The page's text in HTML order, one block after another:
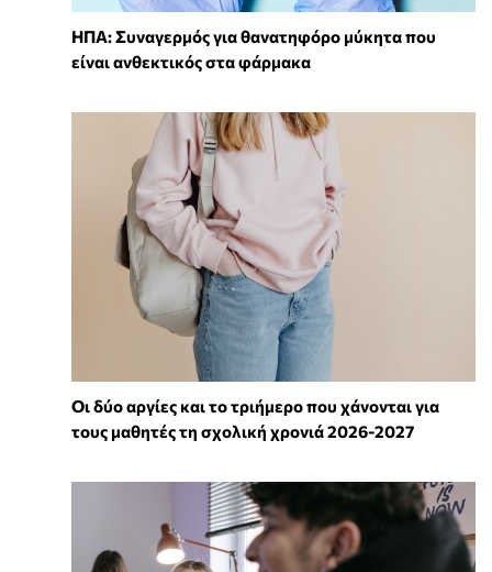
ΗΠΑ: Συναγερμός για θανατηφόρο μύκητα που
είναι ανθεκτικός στα φάρμακα
Οι δύο αργίες και το τριήμερο που χάνονται για
τους μαθητές τη σχολική χρονιά 2026-2027